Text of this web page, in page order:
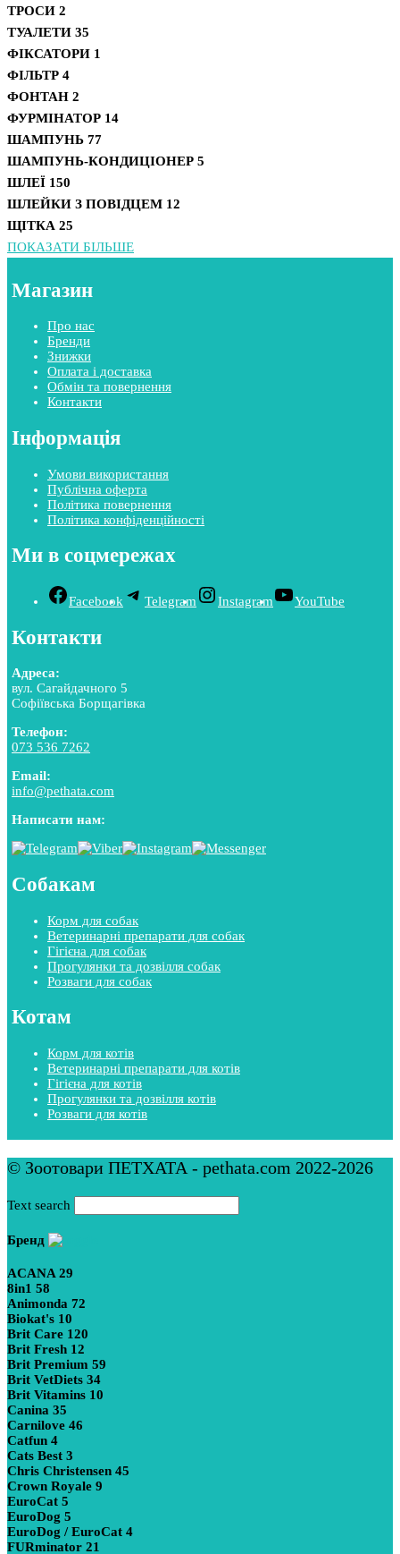
ТРОСИ 2
ТУАЛЕТИ 35
ФІКСАТОРИ 1
ФІЛЬТР 4
ФОНТАН 2
ФУРМІНАТОР 14
ШАМПУНЬ 77
ШАМПУНЬ-КОНДИЦІОНЕР 5
ШЛЕЇ 150
ШЛЕЙКИ З ПОВІДЦЕМ 12
ЩІТКА 25
ПОКАЗАТИ БІЛЬШЕ
Магазин
Про нас
Бренди
Знижки
Оплата і доставка
Обмін та повернення
Контакти
Інформація
Умови використання
Публічна оферта
Політика повернення
Політика конфіденційності
Ми в соцмережах
Facebook Telegram Instagram YouTube
Контакти
Адреса:
вул. Сагайдачного 5
Софіївська Борщагівка
Телефон:
073 536 7262
Email:
info@pethata.com
Написати нам:
Собакам
Корм для собак
Ветеринарні препарати для собак
Гігієна для собак
Прогулянки та дозвілля собак
Розваги для собак
Котам
Корм для котів
Ветеринарні препарати для котів
Гігієна для котів
Прогулянки та дозвілля котів
Розваги для котів
© Зоотовари ПЕТХАТА - pethata.com 2022-2026
Text search
Бренд
ACANA 29
8in1 58
Animonda 72
Biokat's 10
Brit Care 120
Brit Fresh 12
Brit Premium 59
Brit VetDiets 34
Brit Vitamins 10
Canina 35
Carnilove 46
Catfun 4
Cats Best 3
Chris Christensen 45
Crown Royale 9
EuroCat 5
EuroDog 5
EuroDog / EuroCat 4
FURminator 21